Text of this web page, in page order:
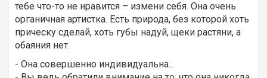
тебе что-то не нравится – измени себя. Она очень
органичная артистка. Есть природа, без которой хоть
прическу сделай, хоть губы надуй, щеки растяни, а
обаяния нет.
- Она совершенно индивидуальна...